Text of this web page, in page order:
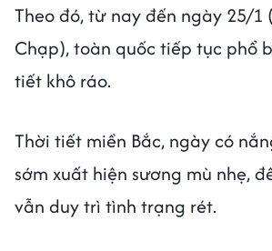
Theo đó, từ nay đến ngày 25/1
Chạp), toàn quốc tiếp tục phổ
tiết khô ráo.
Thời tiết miền Bắc, ngày có
sớm xuất hiện sương mù nhẹ,
vẫn duy trì tình trạng rét.